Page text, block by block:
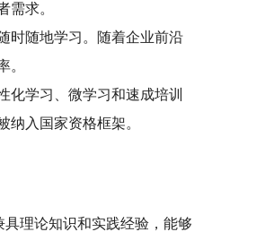
需求。
时随地学习。随着企业前沿
。
化学习、微学习和速成培训
入国家资格框架。
具理论知识和实践经验，能够